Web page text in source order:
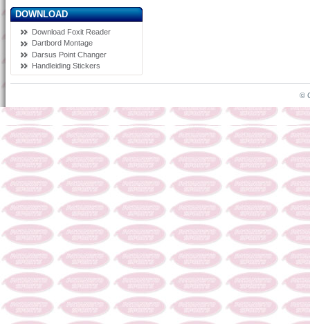
DOWNLOAD
Download Foxit Reader
Dartbord Montage
Darsus Point Changer
Handleiding Stickers
©